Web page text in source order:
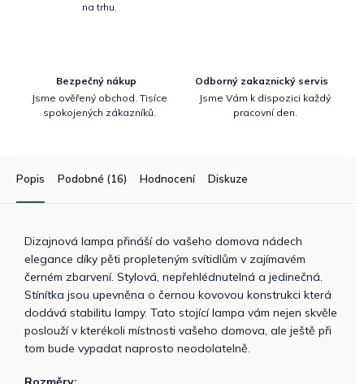
na trhu.
Bezpečný nákup
Jsme ověřený obchod. Tisíce
spokojených zákazníků.
Odborný zakaznický servis
Jsme Vám k dispozici každý
pracovní den.
Popis Podobné (16) Hodnocení Diskuze
Dizajnová lampa přináší do vašeho domova nádech
elegance díky pěti propleteným svítidlům v zajímavém
černém zbarvení. Stylová, nepřehlédnutelná a jedinečná.
Stínítka jsou upevněna o černou kovovou konstrukci která
dodává stabilitu lampy. Tato stojící lampa vám nejen skvěle
poslouží v kterékoli místnosti vašeho domova, ale ještě při
tom bude vypadat naprosto neodolatelně.